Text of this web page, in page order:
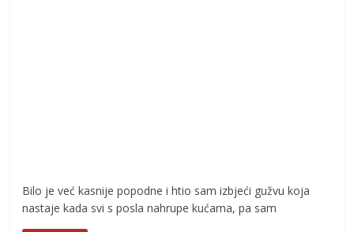
Bilo je već kasnije popodne i htio sam izbjeći gužvu koja
nastaje kada svi s posla nahrupe kućama, pa sam